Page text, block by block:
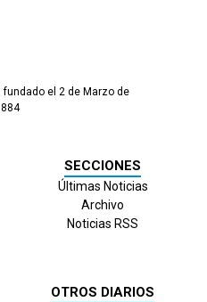
fundado el 2 de Marzo de
SECCIONES
Últimas Noticias
Archivo
Noticias RSS
OTROS DIARIOS